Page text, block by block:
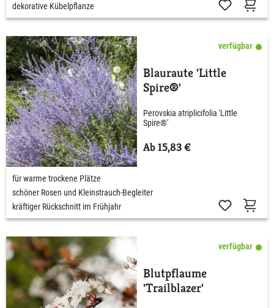
dekorative Kübelpflanze
verfügbar
Blauraute 'Little
Spire®'
Perovskia atriplicifolia 'Little
Spire®'
Ab 15,83 €
für warme trockene Plätze
schöner Rosen und Kleinstrauch-Begleiter
kräftiger Rückschnitt im Frühjahr
verfügbar
Blutpflaume
'Trailblazer'